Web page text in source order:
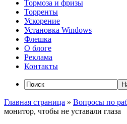
Тормоза и фризы
Торренты
Ускорение
Установка Windows
Флешка
О блоге
Реклама
Контакты
Главная страница » Вопросы по
монитор, чтобы не уставали глаза